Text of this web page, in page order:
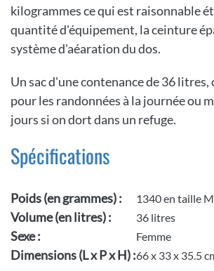
kilogrammes ce qui est raisonnable
quantité d'équipement, la ceinture
système d'aéaration du dos.
Un sac d'une contenance de 36 litres,
pour les randonnées à la journée ou
jours si on dort dans un refuge.
Spécifications
Poids (en grammes) : 1340 en taille M
Volume (en litres) : 36 litres
Sexe : Femme
Dimensions (L x P x H) :66 x 33 x 35.5